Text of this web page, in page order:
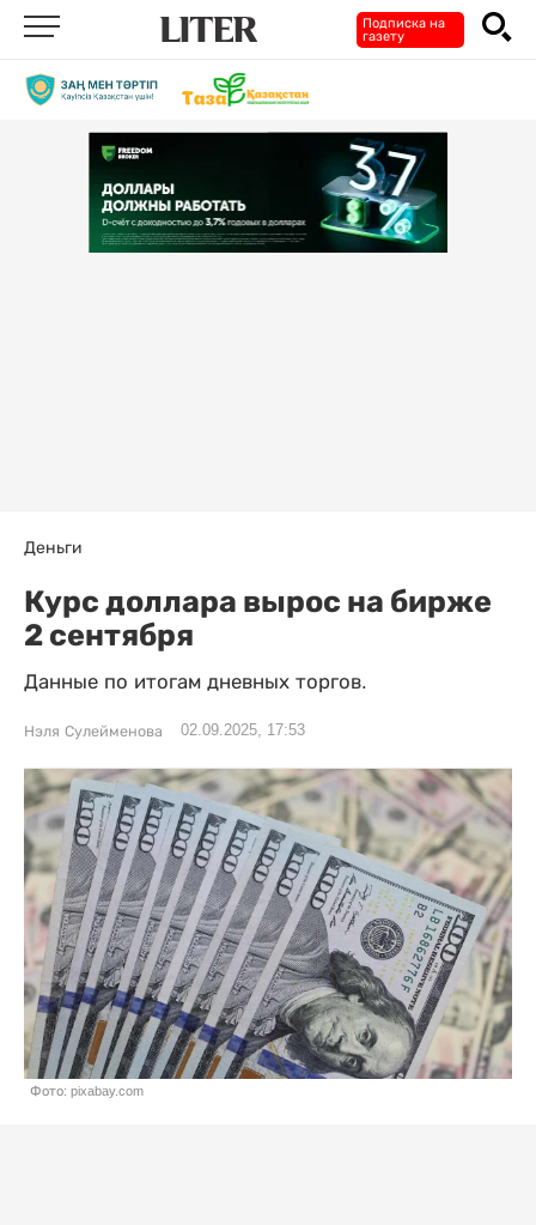
Подписка на
газету
Деньги
Курс доллара вырос на бирже
2 сентября
Данные по итогам дневных торгов.
Нэля Сулейменова 02.09.2025, 17:53
Фото: pixabay.com